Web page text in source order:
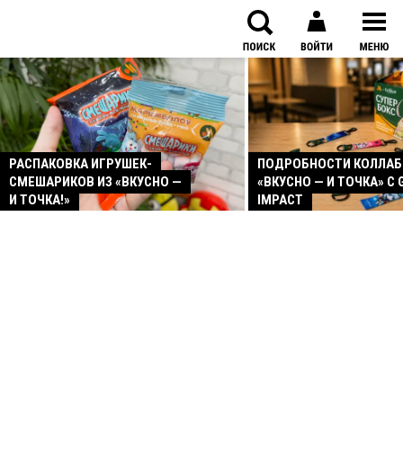
РАСПАКОВКА ИГРУШЕК-
СМЕШАРИКОВ ИЗ «ВКУСНО —
И ТОЧКА!»
ПОДРОБНОСТИ
«ВКУСНО — И ТОЧКА» С
IMPACT